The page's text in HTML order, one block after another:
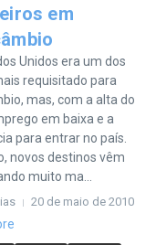
em
Unidos era um dos
requisitado para
mas, com a alta do
em baixa e a
para entrar no país.
novos destinos vêm
muito ma...
20 de maio de 2010